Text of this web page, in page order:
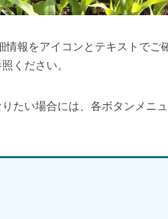
報をアイコンとテキストでご
ください。
たい場合には、各ボタンメニ